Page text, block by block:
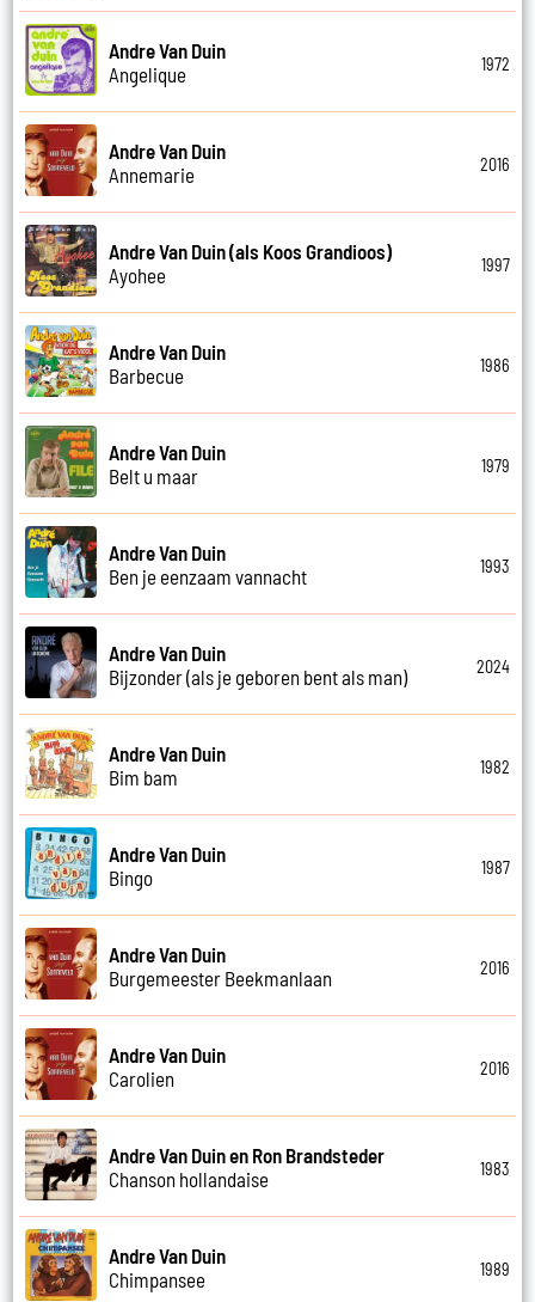
Andre Van Duin
Angelique
1972
Andre Van Duin
Annemarie
2016
Andre Van Duin (als Koos Grandioos)
Ayohee
1997
Andre Van Duin
Barbecue
1986
Andre Van Duin
Belt u maar
1979
Andre Van Duin
Ben je eenzaam vannacht
1993
Andre Van Duin
Bijzonder (als je geboren bent als man)
2024
Andre Van Duin
Bim bam
1982
Andre Van Duin
Bingo
1987
Andre Van Duin
Burgemeester Beekmanlaan
2016
Andre Van Duin
Carolien
2016
Andre Van Duin en Ron Brandsteder
Chanson hollandaise
1983
Andre Van Duin
Chimpansee
1989